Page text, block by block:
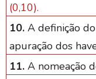
(0,10).
10.A definição
apuração dos
11.A nomeação